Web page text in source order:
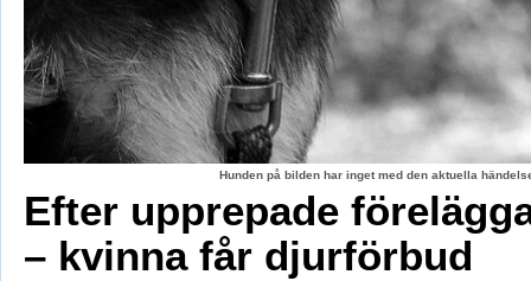
Hunden på bilden har inget med den aktuella
Efter upprepade
– kvinna får djurförbud